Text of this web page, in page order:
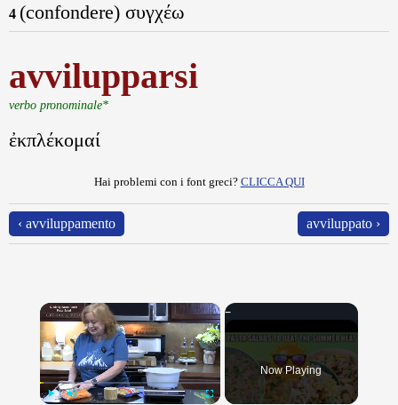
4 (confondere) συγχέω
avvilupparsi
verbo pronominale*
ἐκπλέκομαί
Hai problemi con i font greci? CLICCA QUI
‹ avviluppamento avviluppato ›
×
Now Playing